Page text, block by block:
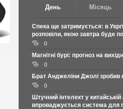
День Місяць
Спека ще затримується: в
розповіли, якою завтра буде
0
Магнітні бурі: прогноз на
0
Брат Анджеліни Джолі зробив
0
Штучний інтелект у китайській
впроваджується система для